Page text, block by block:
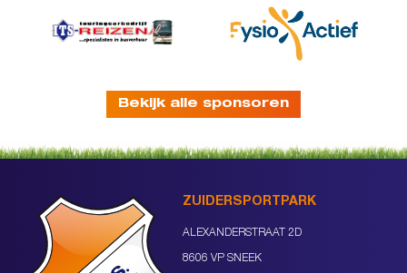
Bekijk alle sponsoren
ZUIDERSPORTPARK
ALEXANDERSTRAAT 2D
8606 VP SNEEK